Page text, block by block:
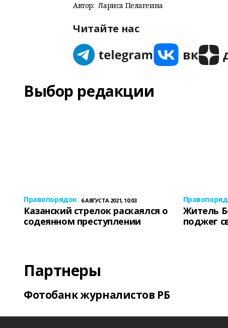
Автор: Лариса Пелагеина
Читайте нас
Выбор редакции
Правопорядок 6 АВГУСТА 2021, 10:03
Казанский стрелок раскаялся о
содеянном преступлении
Житель
поджег
Партнеры
Фотобанк журналистов РБ